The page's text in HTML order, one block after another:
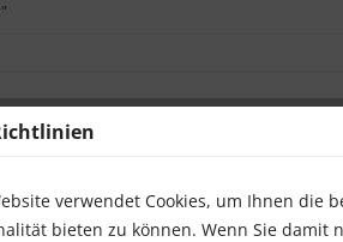
verwendet Cookies, um Ihnen die
bieten zu können. Wenn Sie damit